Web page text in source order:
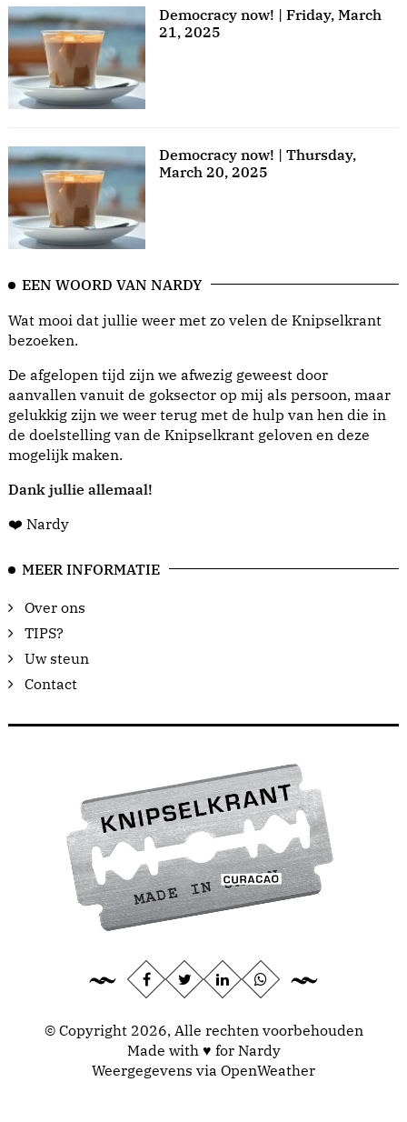
Democracy now! | Friday, March
21, 2025
Democracy now! | Thursday,
March 20, 2025
EEN WOORD VAN NARDY
Wat mooi dat jullie weer met zo velen de Knipselkrant
bezoeken.
De afgelopen tijd zijn we afwezig geweest door
aanvallen vanuit de goksector op mij als persoon, maar
gelukkig zijn we weer terug met de hulp van hen die in
de doelstelling van de Knipselkrant geloven en deze
mogelijk maken.
Dank jullie allemaal!
❤️ Nardy
MEER INFORMATIE
Over ons
TIPS?
Uw steun
Contact
© Copyright 2026, Alle rechten voorbehouden
Made with ♥ for Nardy
Weergegevens via OpenWeather